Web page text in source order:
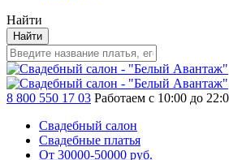
Найти
Найти
8 800 550 17 03 Работаем с 10:00 до
Свадебный салон
Свадебные платья
От 30000-50000 руб.